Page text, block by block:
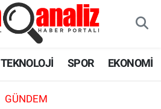
TEKNOLOJİ SPOR EKONOMİ
GÜNDEM